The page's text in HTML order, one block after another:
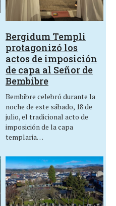
Bergidum Templi
protagonizó los
actos de imposición
de capa al Señor de
Bembibre
Bembibre celebró durante la
noche de este sábado, 18 de
julio, el tradicional acto de
imposición de la capa
templaria…